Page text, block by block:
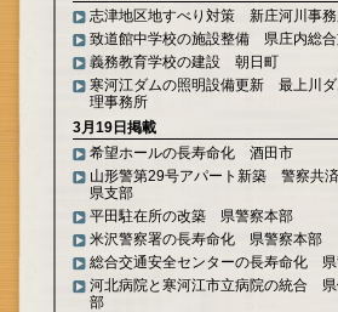
志津地区地すべり対策 新庄河川事
致道館中学校の施設整備 県庄内総
義務教育学校の建設 朝日町
寒河江ダムの照明設備更新 最上川
理事務所
3月19日掲載
希望ホールの長寿命化 酒田市
山形警第29号アパート新築 警察共
県支部
平田駐在所の改築 県警察本部
米沢警察署の長寿命化 県警察本部
総合交通安全センターの長寿命化
河北病院と寒河江市立病院の統合 県
部